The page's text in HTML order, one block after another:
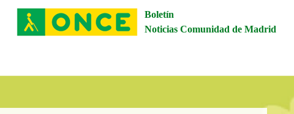
Boletín
Noticias Comunidad de Madrid